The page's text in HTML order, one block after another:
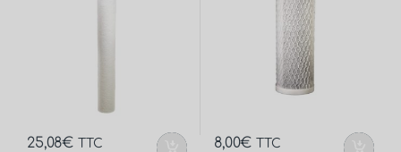
25,08€ TTC 8,00€ TTC